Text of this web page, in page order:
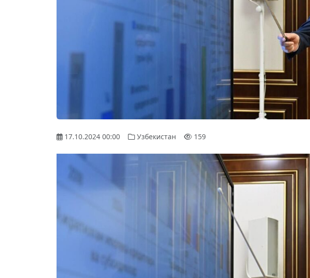
17.10.2024 00:00 Узбекистан 159